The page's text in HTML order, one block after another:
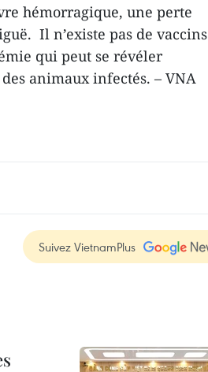
hémorragique, une perte
Il n’existe pas de vaccins
qui peut se révéler
animaux infectés. – VNA
Suivez VietnamPlus